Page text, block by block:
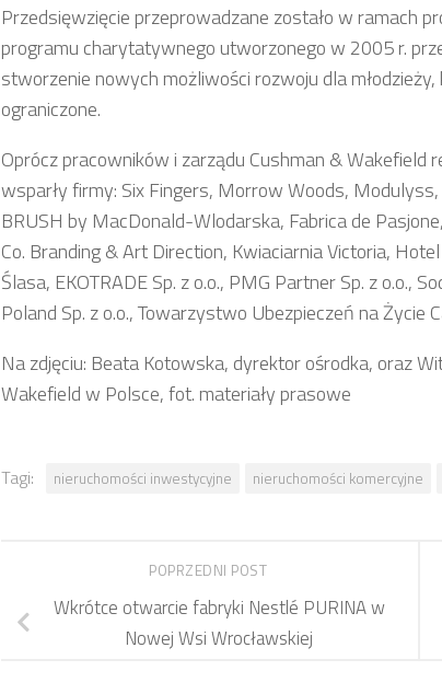
Przedsięwzięcie przeprowadzane zostało w ramach
programu charytatywnego utworzonego w 2005 r.
stworzenie nowych możliwości rozwoju dla
ograniczone.
Oprócz pracowników i zarządu Cushman & Wakefield
wsparły firmy: Six Fingers, Morrow Woods,
BRUSH by MacDonald-Wlodarska, Fabrica de
Co. Branding & Art Direction, Kwiaciarnia Victoria,
Ślasa, EKOTRADE Sp. z o.o., PMG Partner Sp. z o.o.,
Poland Sp. z o.o., Towarzystwo Ubezpieczeń na Życie
Na zdjęciu: Beata Kotowska, dyrektor ośrodka, oraz
Wakefield w Polsce, fot. materiały prasowe
Tagi: nieruchomości inwestycyjne nieruchomości komercyjne
POPRZEDNI POST
Wkrótce otwarcie fabryki Nestlé PURINA w
Nowej Wsi Wrocławskiej